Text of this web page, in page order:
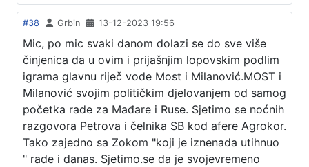
#38 Grbin 13-12-2023 19:56
Mic, po mic svaki danom dolazi se do sve više
činjenica da u ovim i prijašnjim lopovskim podlim
igrama glavnu riječ vode Most i Milanović.MOST i
Milanović svojim političkim djelovanjem od samog
početka rade za Mađare i Ruse. Sjetimo se noćnih
razgovora Petrova i čelnika SB kod afere Agrokor.
Tako zajedno sa Zokom "koji je iznenada utihnuo
" rade i danas. Sjetimo.se da je svojevremeno